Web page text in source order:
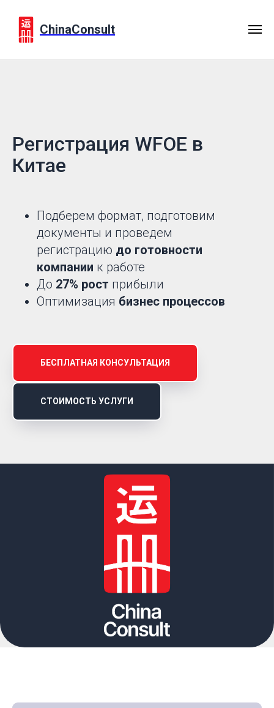
ChinaConsult
Регистрация WFOE в
Китае
Подберем формат, подготовим
документы и проведем
регистрацию до готовности
компании к работе
До 27% рост прибыли
Оптимизация бизнес процессов
БЕСПЛАТНАЯ КОНСУЛЬТАЦИЯ
СТОИМОСТЬ УСЛУГИ